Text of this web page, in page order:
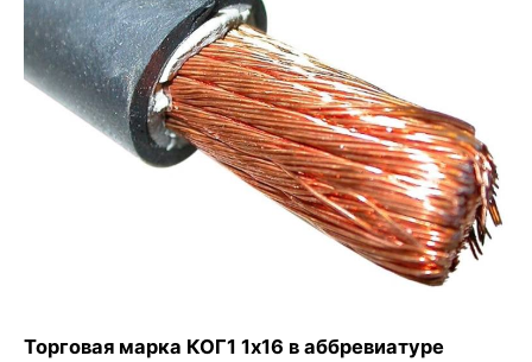
Торговая марка КОГ1 1х16 в аббревиатуре